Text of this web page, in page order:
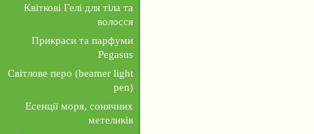
Квіткові Гелі для тіла та
волосся
Прикраси та парфуми
Pegasus
Світлове перо (beamer light
pen)
Есенції моря, сонячних
метеликів